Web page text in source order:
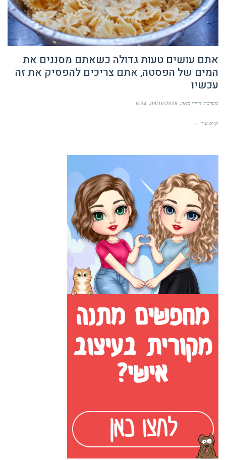
אתם עושים טעות גדולה כשאתם מסננים את
המים של הפסטה, אתם צריכים להפסיק את זה
עכשיו
מערכת דיילי באזז 09/10/2018
8:34
קרא עוד ←